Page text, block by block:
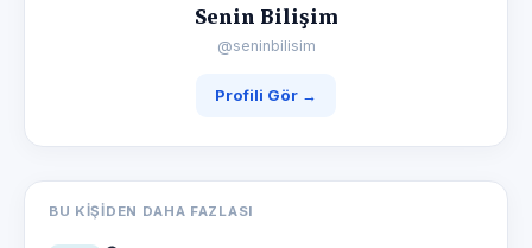
Senin Bilişim
@seninbilisim
Profili Gör →
BU KIŞIDEN DAHA FAZLASI